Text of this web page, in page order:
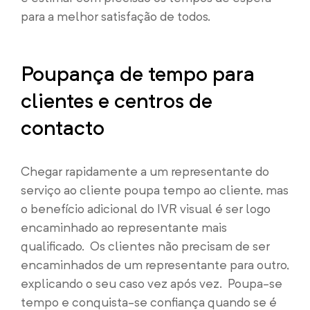
para a melhor satisfação de todos.
Poupança de tempo para
clientes e centros de
contacto
Chegar rapidamente a um representante do
serviço ao cliente poupa tempo ao cliente, mas
o benefício adicional do IVR visual é ser logo
encaminhado ao representante mais
qualificado. Os clientes não precisam de ser
encaminhados de um representante para outro,
explicando o seu caso vez após vez. Poupa-se
tempo e conquista-se confiança quando se é